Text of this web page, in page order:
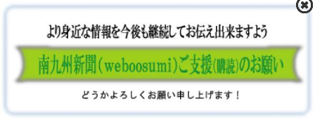
伝統
400年以上続く垂水市柊原地区の郷土伝統…
400年以上続く垂水市柊原地区の郷土伝統行事「おろごめ」が、
令和8年6月6日早…
戦争と平和